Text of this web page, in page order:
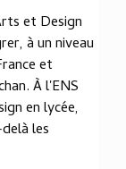
et Design
à un niveau
et
À l'ENS
en lycée,
les